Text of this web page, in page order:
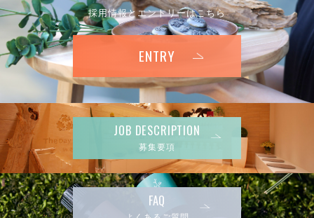
採用情報とエントリーはこちら
ENTRY
JOB DESCRIPTION
募集要項
FAQ